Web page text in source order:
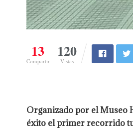
13
Compartir
120
Vistas
Organizado por el Museo
éxito el primer recorrido